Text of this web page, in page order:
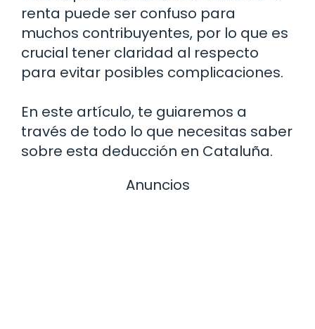
renta puede ser confuso para
muchos contribuyentes, por lo que es
crucial tener claridad al respecto
para evitar posibles complicaciones.
En este artículo, te guiaremos a
través de todo lo que necesitas saber
sobre esta deducción en Cataluña.
Anuncios